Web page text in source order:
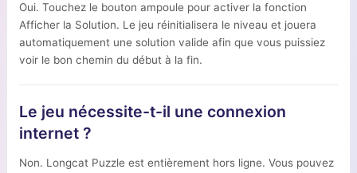
Oui. Touchez le bouton ampoule pour activer la fonction
Afficher la Solution. Le jeu réinitialisera le niveau et jouera
automatiquement une solution valide afin que vous puissiez
voir le bon chemin du début à la fin.
Le jeu nécessite-t-il une connexion
internet ?
Non. Longcat Puzzle est entièrement hors ligne. Vous pouvez